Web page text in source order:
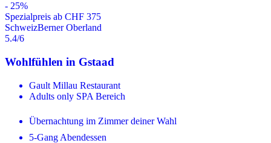
- 25%
Spezialpreis ab CHF 375
SchweizBerner Oberland
5.4/6
Wohlfühlen in Gstaad
Gault Millau Restaurant
Adults only SPA Bereich
Übernachtung im Zimmer deiner Wahl
5-Gang Abendessen